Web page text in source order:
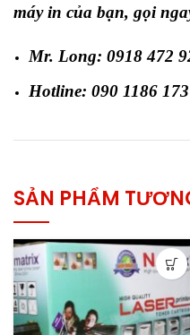
máy in của bạn, gọi
Mr. Long: 0918 472
Hotline: 090 1186
SẢN PHẨM